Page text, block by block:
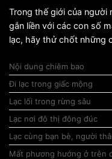
Trong thế giới của người
gắn liền với các con số
lạc, hãy thử chốt những
Nội dung chiêm bao
Đi lạc trong giấc mộng
Lạc lối trong rừng sâu
Lạc nơi đô thị đông đúc
Lạc cùng bạn bè, người
Mất phương hướng ở trên